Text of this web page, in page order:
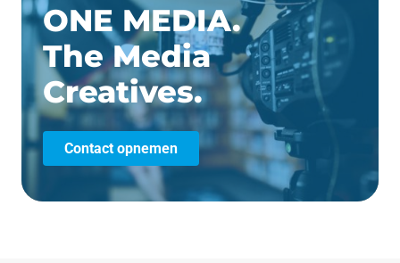
ONE MEDIA.
The Media
Creatives.
Contact opnemen